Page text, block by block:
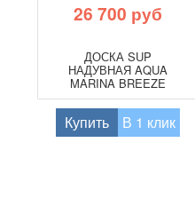
26 700 руб
ДОСКА SUP
НАДУВНАЯ AQUA
MARINA BREEZE
9'10" (2026)
Купить В 1 клик